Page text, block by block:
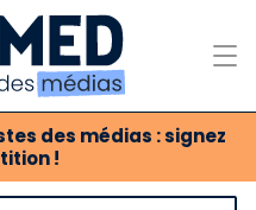
des médias : signez
!